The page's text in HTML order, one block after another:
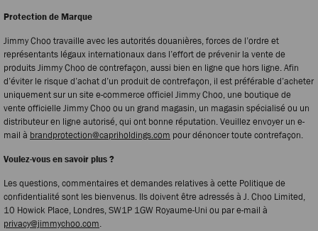
Protection de Marque
Jimmy Choo travaille avec les autorités douanières, forces de l’ordre et
représentants légaux internationaux dans l’effort de prévenir la vente de
produits Jimmy Choo de contrefaçon, aussi bien en ligne que hors ligne. Afin
d’éviter le risque d’achat d’un produit de contrefaçon, il est préférable d’acheter
uniquement sur un site e-commerce officiel Jimmy Choo, une boutique de
vente officielle Jimmy Choo ou un grand magasin, un magasin spécialisé ou un
distributeur en ligne autorisé, qui ont bonne réputation. Veuillez envoyer un e-
mail à brandprotection@capriholdings.com pour dénoncer toute contrefaçon.
Voulez-vous en savoir plus ?
Les questions, commentaires et demandes relatives à cette Politique de
confidentialité sont les bienvenus. Ils doivent être adressés à J. Choo Limited,
10 Howick Place, Londres, SW1P 1GW Royaume-Uni ou par e-mail à
privacy@jimmychoo.com.